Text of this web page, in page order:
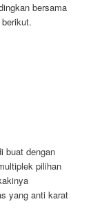
bersama
buat dengan
pilihan
yang anti karat